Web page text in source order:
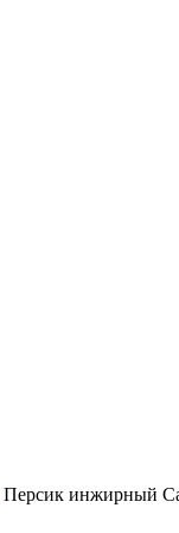
Персик инжирный